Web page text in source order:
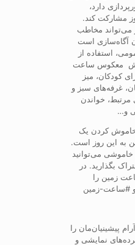
دارد،
مشارکت کند.
می‌تواند مخاطب
آگاه‌سازی است
استفاده از
معکوس ساعت
کودکان، میز
غرفه‌های سبز و
مرتبط، خواندن
و…
خاموش کردن یک
به این روز است.
می‌‌توانید
بگذارید. در
زمین را
پیشینیان‌مان را
نمایشی و